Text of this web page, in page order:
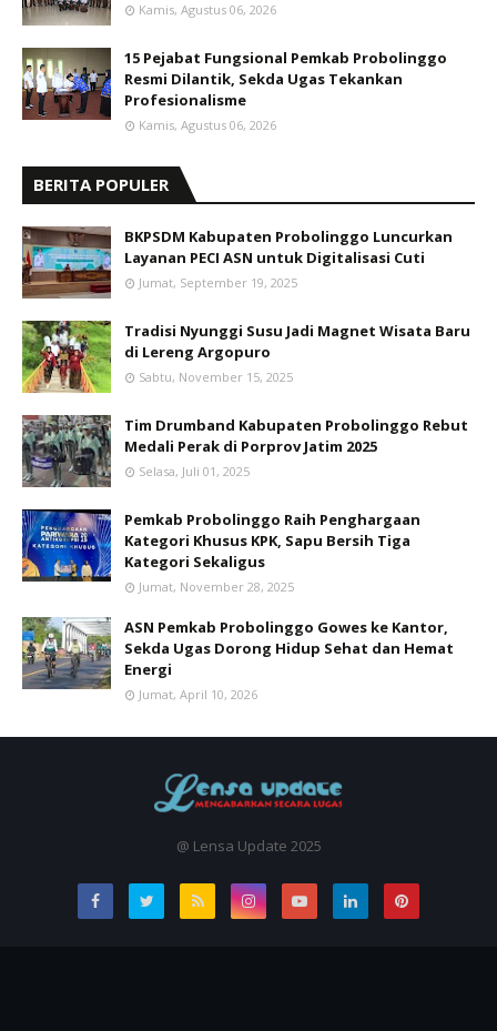
Kamis, Agustus 06, 2026
15 Pejabat Fungsional Pemkab Probolinggo
Resmi Dilantik, Sekda Ugas Tekankan
Profesionalisme
Kamis, Agustus 06, 2026
BERITA POPULER
BKPSDM Kabupaten Probolinggo Luncurkan
Layanan PECI ASN untuk Digitalisasi Cuti
Jumat, September 19, 2025
Tradisi Nyunggi Susu Jadi Magnet Wisata Baru
di Lereng Argopuro
Sabtu, November 15, 2025
Tim Drumband Kabupaten Probolinggo Rebut
Medali Perak di Porprov Jatim 2025
Selasa, Juli 01, 2025
Pemkab Probolinggo Raih Penghargaan
Kategori Khusus KPK, Sapu Bersih Tiga
Kategori Sekaligus
Jumat, November 28, 2025
ASN Pemkab Probolinggo Gowes ke Kantor,
Sekda Ugas Dorong Hidup Sehat dan Hemat
Energi
Jumat, April 10, 2026
@ Lensa Update 2025